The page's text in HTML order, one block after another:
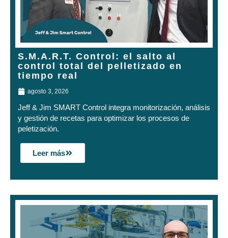
S.M.A.R.T. Control: el salto al
control total del pelletizado en
tiempo real
agosto 3, 2026
Jeff & Jim SMART Control integra monitorización, análisis
y gestión de recetas para optimizar los procesos de
peletización.
Leer más